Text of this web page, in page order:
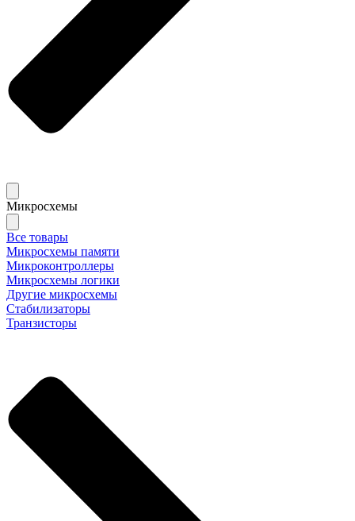
Микросхемы
Все товары
Микросхемы памяти
Микроконтроллеры
Микросхемы логики
Другие микросхемы
Стабилизаторы
Транзисторы